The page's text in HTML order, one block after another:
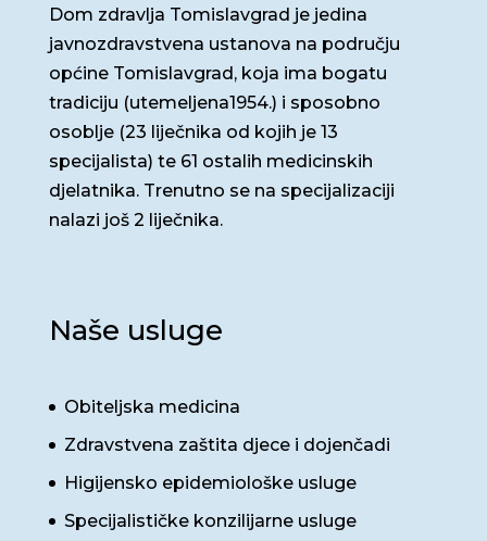
Dom zdravlja Tomislavgrad je jedina
javnozdravstvena ustanova na području
općine Tomislavgrad, koja ima bogatu
tradiciju (utemeljena1954.) i sposobno
osoblje (23 liječnika od kojih je 13
specijalista) te 61 ostalih medicinskih
djelatnika. Trenutno se na specijalizaciji
nalazi još 2 liječnika.
Naše usluge
Obiteljska medicina
Zdravstvena zaštita djece i dojenčadi
Higijensko epidemiološke usluge
Specijalističke konzilijarne usluge